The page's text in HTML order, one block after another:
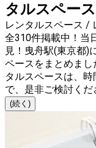
タルスペー
レンタルスペース /
全310件掲載中！当
見！曳舟駅(東京都)
ペースをまとめま
タルスペースは、
で、是非ご検討くだ
(続く)